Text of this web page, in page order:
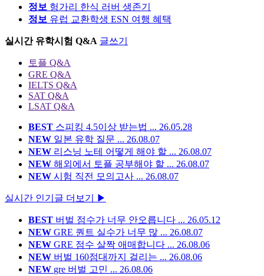
정보 헝가리 한식 러버 생존기
정보 유럽 교환학생 ESN 여행 혜택
실시간 유학시험 Q&A 글쓰기
토플 Q&A
GRE Q&A
IELTS Q&A
SAT Q&A
LSAT Q&A
BEST 스피킹 4.5이상 받는법 ... 26.05.28
NEW 일본 유학 질문 ... 26.08.07
NEW 리스닝 노테 어떻게 해야 할 ... 26.08.07
NEW 해외에서 토플 공부해야 할 ... 26.08.07
NEW 시험 직전 모의고사 ... 26.08.07
실시간 인기글 더보기 ▶
BEST 버벌 점수가 너무 안오릅니다 ... 26.05.12
NEW GRE 퀀트 실수가 너무 많 ... 26.08.07
NEW GRE 점수 살짝 애매합니다 ... 26.08.06
NEW 버벌 160점대까지 걸리는 ... 26.08.06
NEW gre 버벌 고민 ... 26.08.06